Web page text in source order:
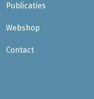
Publicaties
Webshop
Contact